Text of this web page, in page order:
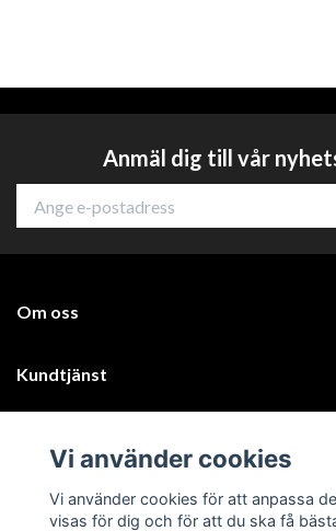
Anmäl dig till vår
Om oss
Kundtjänst
Sociala medier
Vi använder cookies
Vi använder cookies för att anpassa
visas för dig och för att du ska få